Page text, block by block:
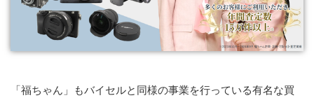
「福ちゃん」もバイセルと同様の事業を行っている有名な買